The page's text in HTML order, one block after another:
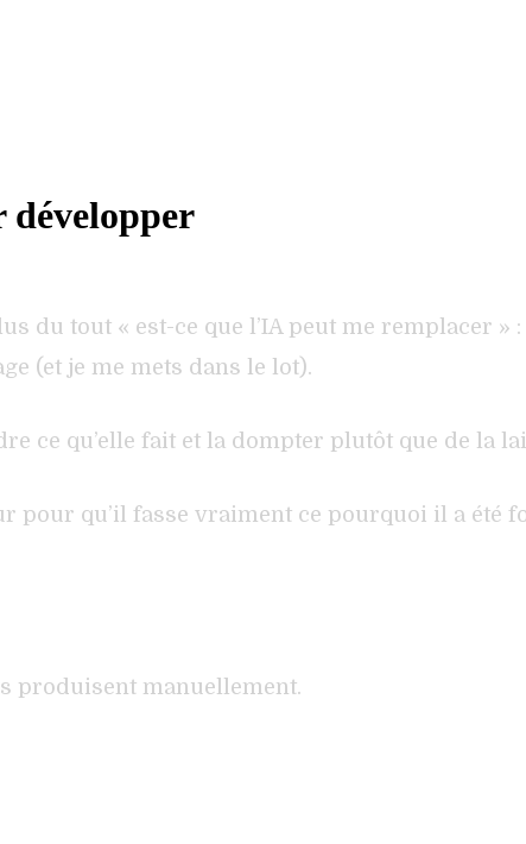
développer
du tout « est-ce que l’IA peut me remplacer
(et je me mets dans le lot).
ce qu’elle fait et la dompter plutôt que de la
pour qu’il fasse vraiment ce pourquoi il a été
produisent manuellement.